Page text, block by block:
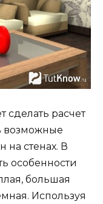
сделать расчет
возможные
на стенах. В
особенности
большая
Используя